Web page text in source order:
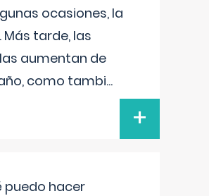
ocasiones, la
Más tarde, las
aumentan de
como tambi...
+
puedo hacer